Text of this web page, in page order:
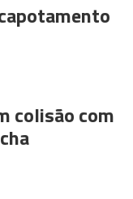
colisão com